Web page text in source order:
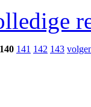
140 141 142 143